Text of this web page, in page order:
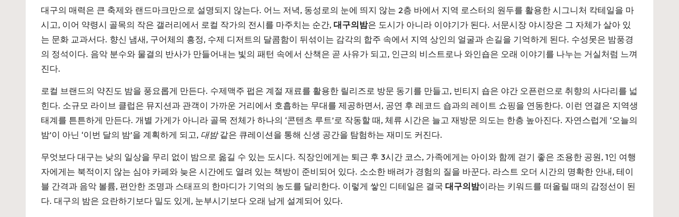
대구의 매력은 큰 축제와 랜드마크만으로 설명되지 않는다. 어느 저녁, 동성로의 눈에 띄지 않는 2층 바에서 지역 로스터의 원두를 활용한 시그니처 칵테일을 마
시고, 이어 약령시 골목의 작은 갤러리에서 로컬 작가의 전시를 마주치는 순간, 대구의밤은 도시가 아니라 이야기가 된다. 서문시장 야시장은 그 자체가 살아 있
는 문화 교과서다. 향신 냄새, 구어체의 흥정, 수제 디저트의 달콤함이 뒤섞이는 감각의 합주 속에서 지역 상인의 얼굴과 손길을 기억하게 된다. 수성못은 밤풍경
의 정석이다. 음악 분수와 물결의 반사가 만들어내는 빛의 패턴 속에서 산책은 곧 사유가 되고, 인근의 비스트로나 와인숍은 오래 이야기를 나누는 거실처럼 느껴
진다.
로컬 브랜드의 약진도 밤을 풍요롭게 만든다. 수제맥주 펍은 계절 재료를 활용한 릴리즈로 방문 동기를 만들고, 빈티지 숍은 야간 오픈런으로 취향의 사다리를 넓
힌다. 소규모 라이브 클럽은 뮤지션과 관객이 가까운 거리에서 호흡하는 무대를 제공하면서, 공연 후 레코드 숍과의 레이트 쇼핑을 연동한다. 이런 연결은 지역생
태계를 튼튼하게 만든다. 개별 가게가 아니라 골목 전체가 하나의 ‘콘텐츠 루트’로 작동할 때, 체류 시간은 늘고 재방문 의도는 한층 높아진다. 자연스럽게 ‘오늘의
밤’이 아닌 ‘이번 달의 밤’을 계획하게 되고, 대밤같은 큐레이션을 통해 신생 공간을 탐험하는 재미도 커진다.
무엇보다 대구는 낮의 일상을 무리 없이 밤으로 옮길 수 있는 도시다. 직장인에게는 퇴근 후 3시간 코스, 가족에게는 아이와 함께 걷기 좋은 조용한 공원, 1인 여행
자에게는 북적이지 않는 심야 카페와 늦은 시간에도 열려 있는 책방이 준비되어 있다. 소소한 배려가 경험의 질을 바꾼다. 라스트 오더 시간의 명확한 안내, 테이
블 간격과 음악 볼륨, 편안한 조명과 스태프의 한마디가 기억의 농도를 달리한다. 이렇게 쌓인 디테일은 결국 대구의밤이라는 키워드를 떠올릴 때의 감정선이 된
다. 대구의 밤은 요란하기보다 밀도 있게, 눈부시기보다 오래 남게 설계되어 있다.